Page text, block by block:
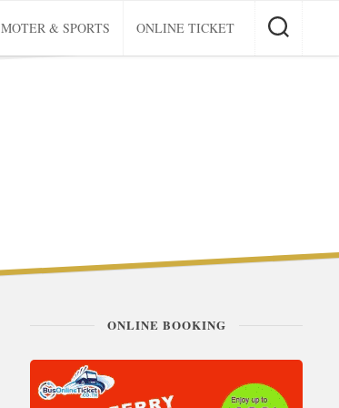
MOTER & SPORTS ONLINE TICKET
ONLINE BOOKING